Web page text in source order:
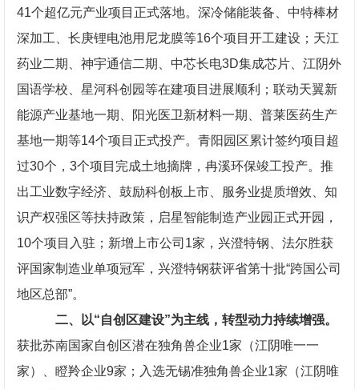
41个超亿元产业项目正式落地。深冷储能装备、中特棒材
深加工、长庚锂电池用尼龙膜等16个项目开工建设；天江
药业二期、神宇通信二期、中芯长电3D集成芯片、江阴外
国语学校、星河科创园等在建项目进展顺利；联动天翼新
能源产业基地一期、阳光医卫新材料一期、普莱医药生产
基地一期等14个项目正式投产。青阳园区累计签约项目超
过30个，3个项目完成土地摘牌，冉溪环保竣工投产。推
出工业数字经济、鼓励科创板上市、服务业提质增效、知
识产权强区等扶持政策，启星智能制造产业园正式开园，
10个项目入驻；新增上市公司1家，兴澄特钢、法尔胜获
评国家制造业单项冠军，兴澄特钢获评省第十批“跨国公司
地区总部”。
二、以“自创区建设”为主线，转型动力持续增强。
获批苏南国家自创区潜在独角兽企业1家（江阴唯一一
家）、瞪羚企业9家；入选无锡准独角兽企业1家（江阴唯